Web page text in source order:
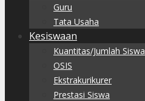
Guru
Tata Usaha
Kesiswaan
Kuantitas/Jumlah Siswa
OSIS
Ekstrakurikurer
Prestasi Siswa